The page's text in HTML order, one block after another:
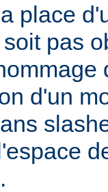
place
pas
d'un